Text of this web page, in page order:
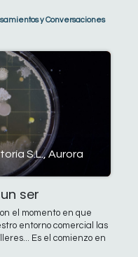
y Conversaciones
S.L., Aurora
ser
el momento en que
entorno comercial las
Es el comienzo en